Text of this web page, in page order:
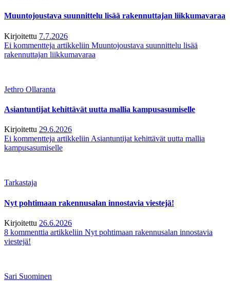
Muuntojoustava suunnittelu lisää rakennuttajan liikkumavaraa
Kirjoitettu 7.7.2026
Ei kommentteja artikkeliin Muuntojoustava suunnittelu lisää
rakennuttajan liikkumavaraa
Jethro Ollaranta
Asiantuntijat kehittävät uutta mallia kampusasumiselle
Kirjoitettu 29.6.2026
Ei kommentteja artikkeliin Asiantuntijat kehittävät uutta mallia
kampusasumiselle
Tarkastaja
Nyt pohtimaan rakennusalan innostavia viestejä!
Kirjoitettu 26.6.2026
8 kommenttia artikkeliin Nyt pohtimaan rakennusalan innostavia
viestejä!
Sari Suominen